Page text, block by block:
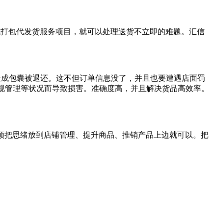
包代发货服务项目，就可以处理送货不立即的难题。汇信
包囊被退还。这不但订单信息没了，并且也要遭遇店面罚
理等状况而导致损害。准确度高，并且解决货品高效率。
思绪放到店铺管理、提升商品、推销产品上边就可以。把